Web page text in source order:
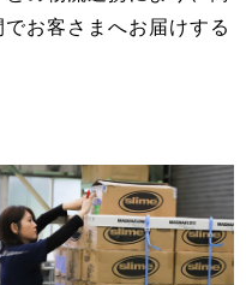
お客さまへお届けする